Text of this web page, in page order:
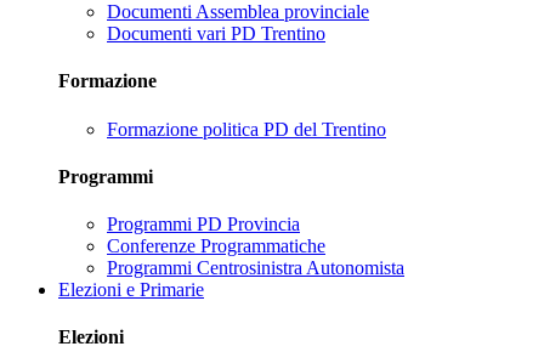
Documenti Assemblea provinciale
Documenti vari PD Trentino
Formazione
Formazione politica PD del Trentino
Programmi
Programmi PD Provincia
Conferenze Programmatiche
Programmi Centrosinistra Autonomista
Elezioni e Primarie
Elezioni